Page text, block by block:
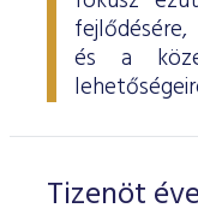
és a
Tizenöt